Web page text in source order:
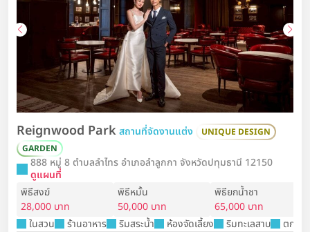
Reignwood Parkสถานที่จัดงานแต่ง
UNIQUE DESIGN
GARDEN
888 หมู่ 8 ตำบลลำไทร อำเภอลำลูกกา จังหวัดปทุมธานี 12150
ดูแผนที่
พิธีสงฆ์
28,000 บาท
พิธีหมั้น
50,000 บาท
พิธียกน้ำชา
65,000 บาท
ในสวน
ร้านอาหาร ริมสระน้ำ ห้องจัดเลี้ยง ริมทะเลสาบ ตกแต่